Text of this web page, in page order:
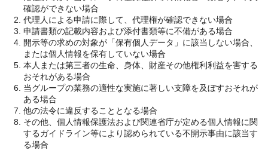
確認ができない場合
代理人による申請に際して、代理権が確認できない場合
申請書類の記載内容および添付書類等に不備がある場合
開示等の求めの対象が「保有個人データ」に該当しない場合、
または個人情報を保有していない場合
本人または第三者の生命、身体、財産その他権利利益を害する
おそれがある場合
当グループの業務の適性な実施に著しい支障を及ぼすおそれが
ある場合
他の法令に違反することとなる場合
その他、個人情報保護法および関連省庁が定める個人情報に関
するガイドライン等により認められている不開示事由に該当す
る場合